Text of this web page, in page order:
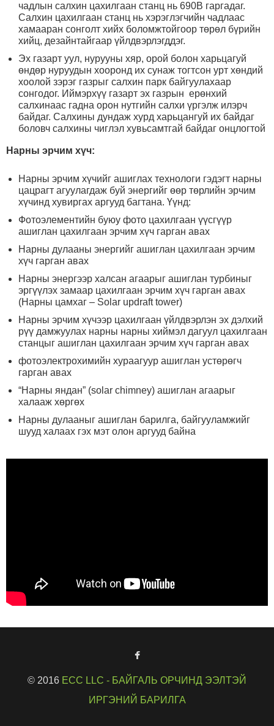
чадлын салхин цахилгаан станц нь 690В гаргадаг.
Салхин цахилгаан станц нь хэрэглэгчийн чадлаас
хамааран сонголт хийх боломжтойгоор төрөл бүрийн
хийц, дезайнтайгаар үйлдвэрлэгддэг.
Эх газарт уул, нурууны хяр, орой болон харьцагуй
өндөр нуруудын хооронд их сунаж тогтсон урт хөндий
хоолой зэрэг газрыг салхин парк байгуулахаар
сонгодог. Иймэрхүү газарт эх газрын ерөнхий
салхинаас гадна орон нутгийн салхи үргэлж илэрч
байдаг. Салхины дундаж хурд харьцангуй их байдаг
боловч салхины чиглэл хувьсамтгай байдаг онцлогтой
Нарны эрчим хүч:
Нарны эрчим хүчийг ашиглах технологи гэдэгт нарны
цацрагт агуулагдаж буй энергийг өөр төрлийн эрчим
хүчинд хувиргах аргууд багтана. Үүнд:
Фотоэлементийн буюу фото цахилгаан үүсгүүр
ашиглан цахилгаан эрчим хүч гарган авах
Нарны дулааны энергийг ашиглан цахилгаан эрчим
хүч гарган авах
Нарны энергээр халсан агаарыг ашиглан турбиныг
эргүүлэх замаар цахилгаан эрчим хүч гарган авах
(Нарны цамхаг – Solar updraft tower)
Нарны эрчим хүчээр цахилгаан үйлдвэрлэн эх дэлхий
рүү дамжуулах нарны нарны хиймэл дагуул цахилгаан
станцыг ашиглан цахилгаан эрчим хүч гарган авах
фотоэлектрохимийн хураагуур ашиглан устөрөгч
гарган авах
“Нарны яндан” (solar chimney) ашиглан агаарыг
халааж хөргөх
Нарны дулааныг ашиглан барилга, байгууламжийг
шууд халаах гэх мэт олон аргууд байна
© 2016 ECC LLC - БАЙГАЛЬ ОРЧИНД ЭЭЛТЭЙ
ИРГЭНИЙ БАРИЛГА